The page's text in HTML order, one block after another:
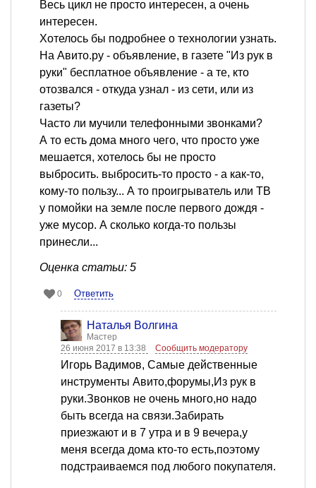
Весь цикл не просто интересен, а очень
интересен.
Хотелось бы подробнее о технологии узнать.
На Авито.ру - объявление, в газете "Из рук в
руки" бесплатное объявление - а те, кто
отозвался - откуда узнал - из сети, или из
газеты?
Часто ли мучили телефонными звонками?
А то есть дома много чего, что просто уже
мешается, хотелось бы не просто
выбросить. выбросить-то просто - а как-то,
кому-то пользу... А то проигрыватель или ТВ
у помойки на земле после первого дождя -
уже мусор. А сколько когда-то пользы
принесли...
Оценка статьи: 5
0 Ответить
Наталья Волгина
Мастер
26 июня 2017 в 13:38
Сообщить модератору
Игорь Вадимов, Самые действенные
инструменты Авито,форумы,Из рук в
руки.Звонков не очень много,но надо
быть всегда на связи.Забирать
приезжают и в 7 утра и в 9 вечера,у
меня всегда дома кто-то есть,поэтому
подстраиваемся под любого покупателя.